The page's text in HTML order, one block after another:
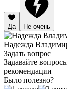
Да Не очень
Надежда
Задать вопрос
Задавайте
рекомендации
Было полезно?